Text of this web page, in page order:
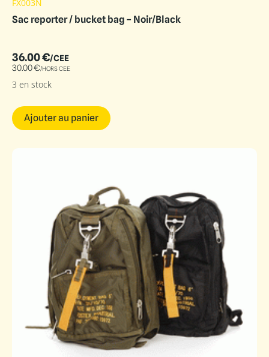
FX003N
Sac reporter / bucket bag – Noir/Black
36.00€/CEE
30.00€/HORS CEE
3 en stock
Ajouter au panier